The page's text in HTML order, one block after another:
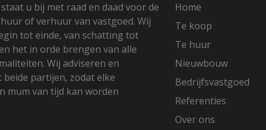
u bij met raad en daad voor de
of verhuur van vastgoed. Wij
tot einde, van schatting tot
het in orde brengen van alle
Wij adviseren en
partijen, zodat elke
mum van tijd kan worden
Home
Te koop
Te huur
Nieuwbouw
Bedrijfsvastgoed
Referenties
Over ons